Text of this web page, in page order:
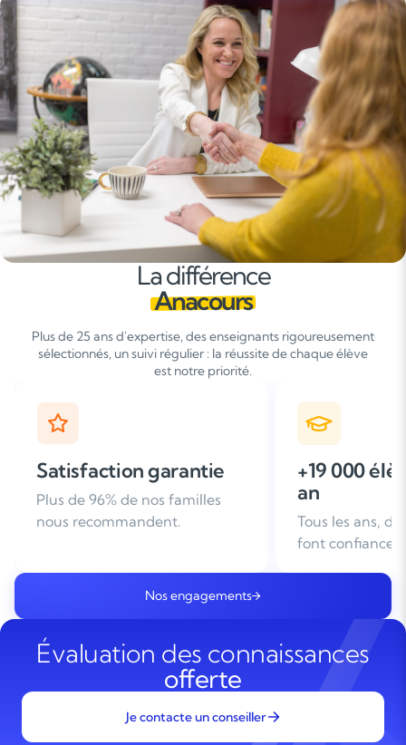
La différence
Anacours
Plus de 25 ans d'expertise, des enseignants rigoureusement
sélectionnés, un suivi régulier : la réussite de chaque élève
est notre priorité.
+19 000 élèves suivis /
an
Tous les ans, des familles nous
+ de 25 ans
Leader du
domicile en
Nos engagements
Évaluation des connaissances
offerte
Je contacte un conseiller